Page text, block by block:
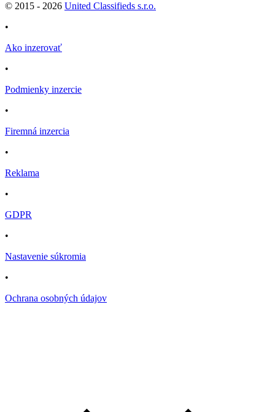
© 2015 - 2026 United Classifieds s.r.o.
•
Ako inzerovať
•
Podmienky inzercie
•
Firemná inzercia
•
Reklama
•
GDPR
•
Nastavenie súkromia
•
Ochrana osobných údajov